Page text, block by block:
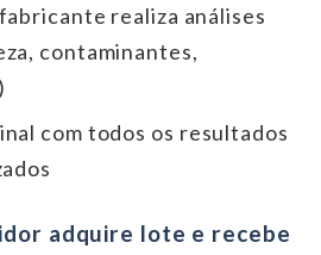
realiza análises
contaminantes,
com todos os resultados
adquire lote e recebe